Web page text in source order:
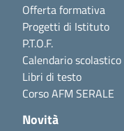
Offerta formativa
Progetti di Istituto
P.T.O.F.
Calendario scolastico
Libri di testo
Corso AFM SERALE
Novità